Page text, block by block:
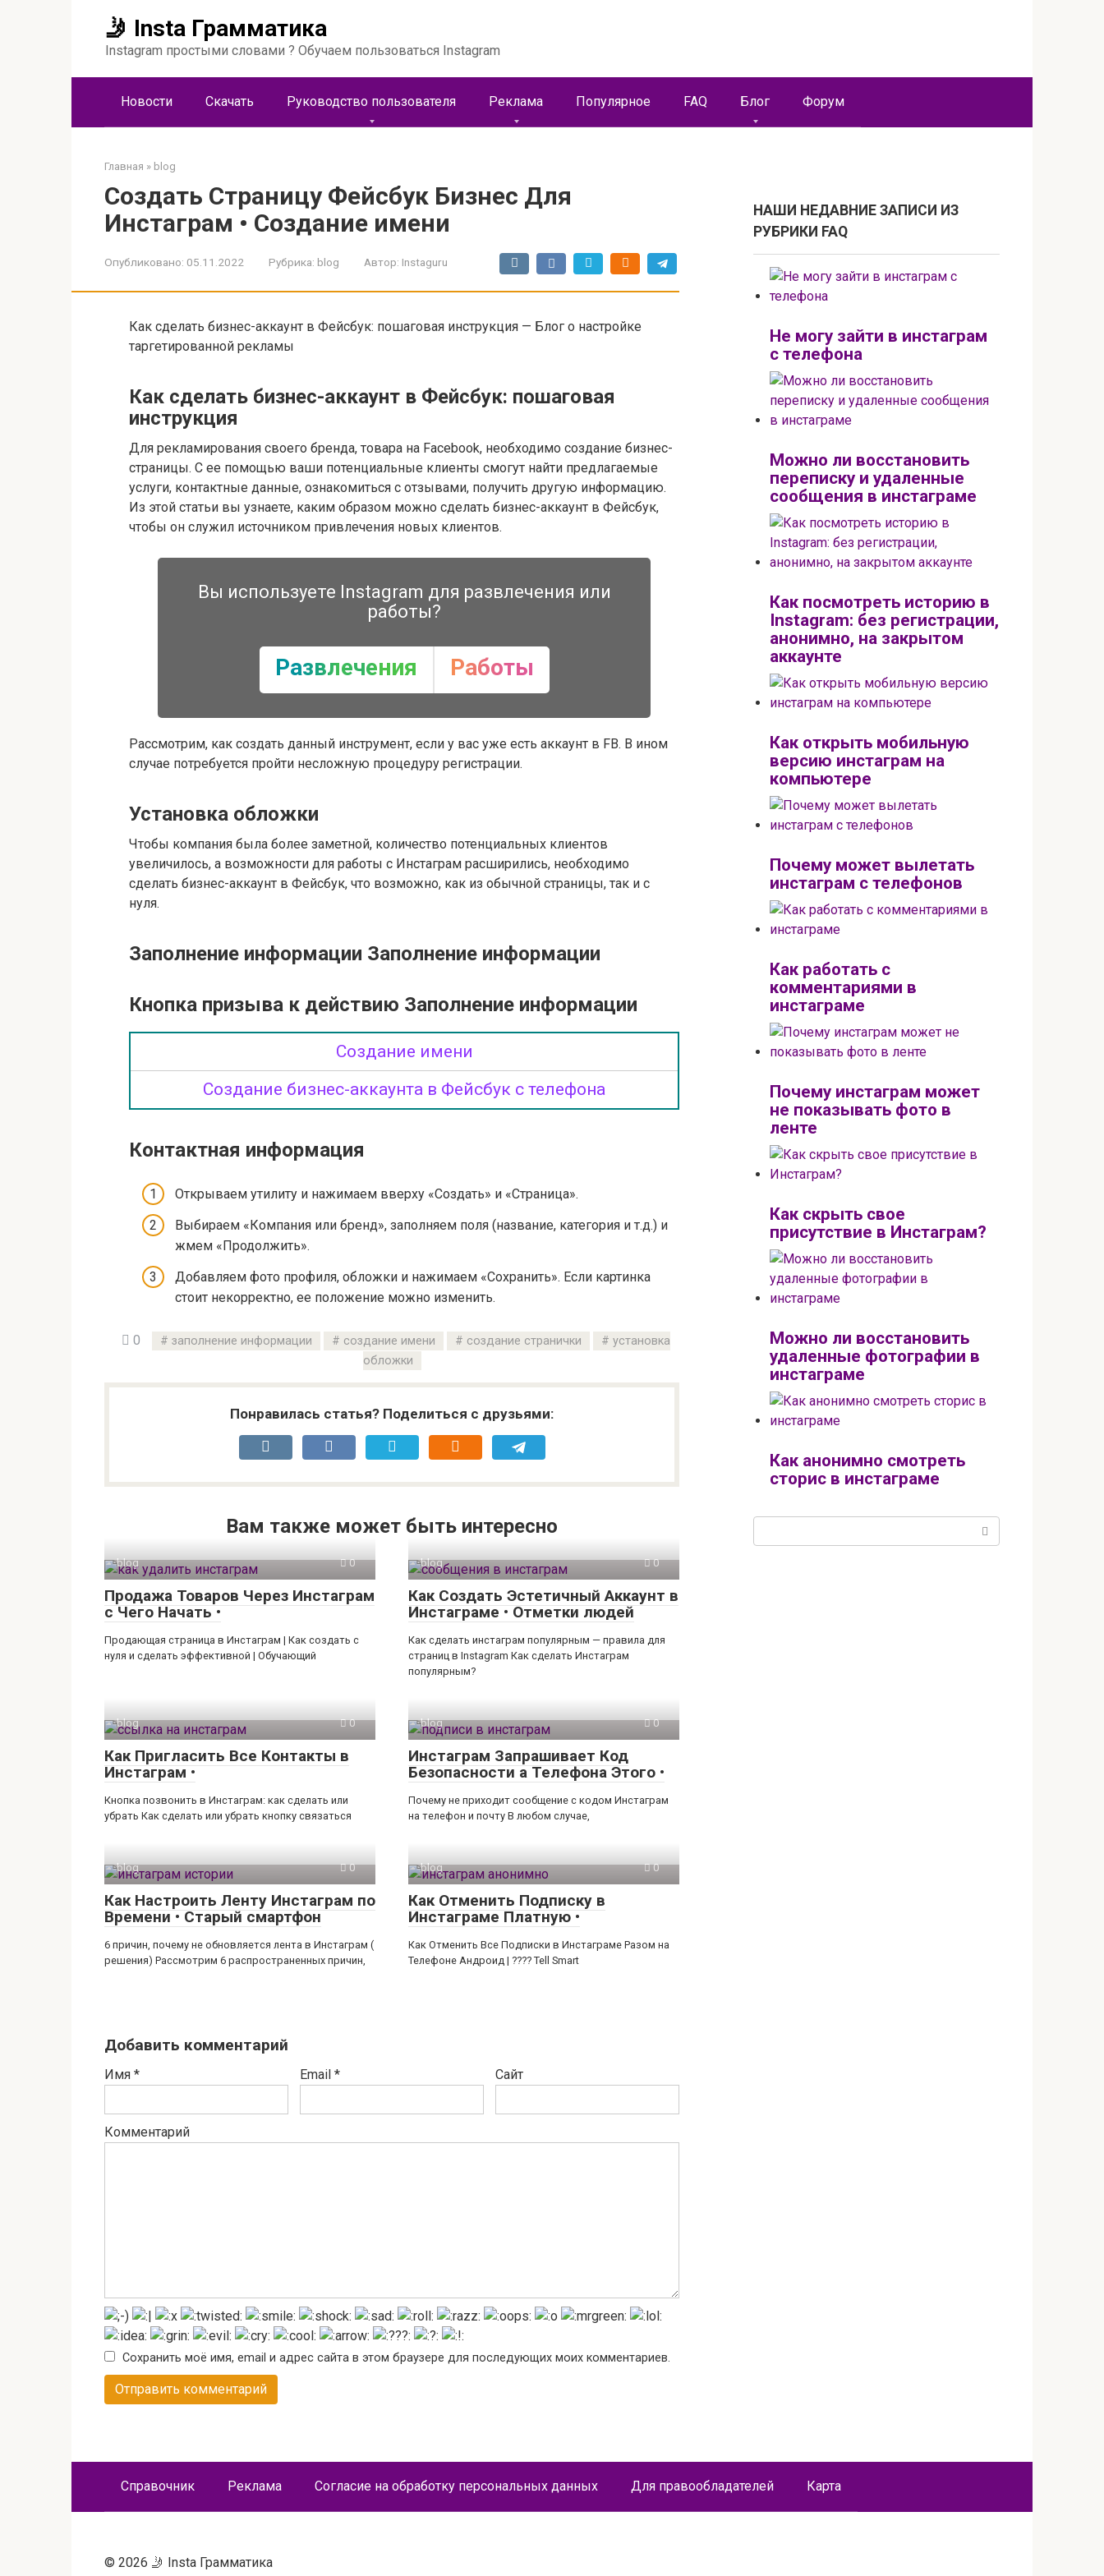
🤳 Insta Грамматика
Instagram простыми словами ? Обучаем пользоваться Instagram
Новости Скачать Руководство пользователя Реклама Популярное FAQ Блог Форум
Главная » blog
Создать Страницу Фейсбук Бизнес Для
Инстаграм • Создание имени
Опубликовано: 05.11.2022 Рубрика: blog Автор: Instaguru
Как сделать бизнес-аккаунт в Фейсбук: пошаговая инструкция — Блог о настройке
таргетированной рекламы
Как сделать бизнес-аккаунт в Фейсбук: пошаговая
инструкция
Для рекламирования своего бренда, товара на Facebook, необходимо создание бизнес-
страницы. С ее помощью ваши потенциальные клиенты смогут найти предлагаемые
услуги, контактные данные, ознакомиться с отзывами, получить другую информацию.
Из этой статьи вы узнаете, каким образом можно сделать бизнес-аккаунт в Фейсбук,
чтобы он служил источником привлечения новых клиентов.
Вы используете Instagram для развлечения или
работы?
Развлечения Работы
Рассмотрим, как создать данный инструмент, если у вас уже есть аккаунт в FB. В ином
случае потребуется пройти несложную процедуру регистрации.
Установка обложки
Чтобы компания была более заметной, количество потенциальных клиентов
увеличилось, а возможности для работы с Инстаграм расширились, необходимо
сделать бизнес-аккаунт в Фейсбук, что возможно, как из обычной страницы, так и с
нуля.
Заполнение информации Заполнение информации
Кнопка призыва к действию Заполнение информации
Создание имени
Создание бизнес-аккаунта в Фейсбук с телефона
Контактная информация
Открываем утилиту и нажимаем вверху «Создать» и «Страница».
Выбираем «Компания или бренд», заполняем поля (название, категория и т.д.) и
жмем «Продолжить».
Добавляем фото профиля, обложки и нажимаем «Сохранить». Если картинка
стоит некорректно, ее положение можно изменить.
0 заполнение информации создание имени создание странички
установка
обложки
Понравилась статья? Поделиться с друзьями:
Вам также может быть интересно
blog 0
Продажа Товаров Через Инстаграм
с Чего Начать •
Продающая страница в Инстаграм | Как создать с
нуля и сделать эффективной | Обучающий
blog 0
Как Создать Эстетичный Аккаунт в
Инстаграме • Отметки людей
Как сделать инстаграм популярным — правила для
страниц в Instagram Как сделать Инстаграм
популярным?
blog 0
Как Пригласить Все Контакты в
Инстаграм •
Кнопка позвонить в Инстаграм: как сделать или
убрать Как сделать или убрать кнопку связаться
blog 0
Инстаграм Запрашивает Код
Безопасности а Телефона Этого •
Почему не приходит сообщение с кодом Инстаграм
на телефон и почту В любом случае,
blog 0
Как Настроить Ленту Инстаграм по
Времени • Старый смартфон
6 причин, почему не обновляется лента в Инстаграм (
решения) Рассмотрим 6 распространенных причин,
blog 0
Как Отменить Подписку в
Инстаграме Платную •
Как Отменить Все Подписки в Инстаграме Разом на
Телефоне Андроид | ???? Tell Smart
Добавить комментарий
Имя * Email * Сайт
Комментарий
Сохранить моё имя, email и адрес сайта в этом браузере для последующих моих комментариев.
НАШИ НЕДАВНИЕ ЗАПИСИ ИЗ
РУБРИКИ FAQ
Не могу зайти в инстаграм
с телефона
Можно ли восстановить
переписку и удаленные
сообщения в инстаграме
Как посмотреть историю в
Instagram: без регистрации,
анонимно, на закрытом
аккаунте
Как открыть мобильную
версию инстаграм на
компьютере
Почему может вылетать
инстаграм с телефонов
Как работать с
комментариями в
инстаграме
Почему инстаграм может
не показывать фото в
ленте
Как скрыть свое
присутствие в Инстаграм?
Можно ли восстановить
удаленные фотографии в
инстаграме
Как анонимно смотреть
сторис в инстаграме
Справочник Реклама Согласие на обработку персональных данных Для правообладателей Карта
© 2026 🤳 Insta Грамматика